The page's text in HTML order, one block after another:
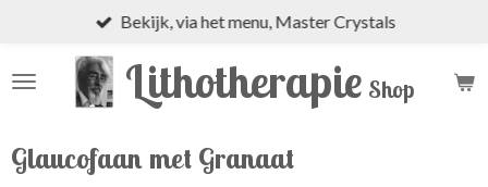
naar
Lithotherapie Shop
Bekijk, via het menu, Master Crystals
Glaucofaan met Granaat